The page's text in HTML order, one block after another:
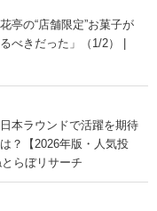
亭の“店舗限定”お菓子が
べきだった」（1/2） |
本ラウンドで活躍を期待
？【2026年版・人気投
らぼリサーチ